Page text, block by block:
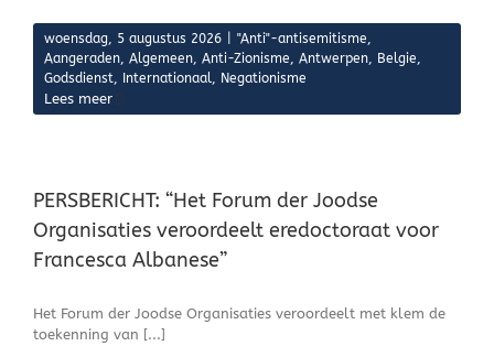
woensdag, 5 augustus 2026 "Anti"-antisemitisme,
Aangeraden, Algemeen, Anti-Zionisme, Antwerpen, Belgie,
Godsdienst, Internationaal, Negationisme
Lees meer
PERSBERICHT: “Het Forum der Joodse
Organisaties veroordeelt eredoctoraat voor
Francesca Albanese”
Het Forum der Joodse Organisaties veroordeelt met klem de
toekenning van [...]